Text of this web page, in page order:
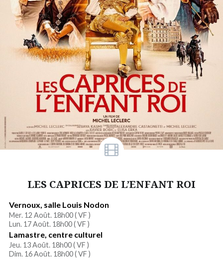
LES CAPRICES DE L’ENFANT ROI
Vernoux, salle Louis Nodon
Mer. 12 Août. 18h00 (VF )
Lun. 17 Août. 18h00 (VF )
Lamastre, centre culturel
Jeu. 13 Août. 18h00 (VF )
Dim. 16 Août. 18h00 (VF )